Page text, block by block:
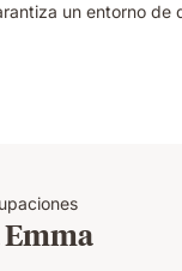
un entorno de